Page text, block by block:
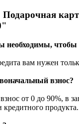
необходимы, чтобы
вам нужен
взнос?
от 0 до 90%, в
продукта.